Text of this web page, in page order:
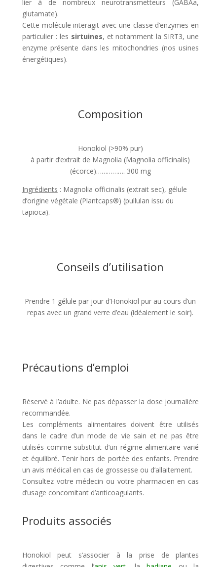
lier à de nombreux neurotransmetteurs (GABAa,
glutamate).
Cette molécule interagit avec une classe d’enzymes en
particulier : les sirtuines, et notamment la SIRT3, une
enzyme présente dans les mitochondries (nos usines
énergétiques).
Composition
Honokiol (>90% pur)
à partir d’extrait de Magnolia (Magnolia officinalis)
(écorce)……………. 300 mg
Ingrédients : Magnolia officinalis (extrait sec), gélule
d’origine végétale (Plantcaps®) (pullulan issu du
tapioca).
Conseils d’utilisation
Prendre 1 gélule par jour d’Honokiol pur au cours d’un
repas avec un grand verre d’eau (idéalement le soir).
Précautions d’emploi
Réservé à l’adulte. Ne pas dépasser la dose journalière
recommandée.
Les compléments alimentaires doivent être utilisés
dans le cadre d’un mode de vie sain et ne pas être
utilisés comme substitut d’un régime alimentaire varié
et équilibré. Tenir hors de portée des enfants. Prendre
un avis médical en cas de grossesse ou d’allaitement.
Consultez votre médecin ou votre pharmacien en cas
d’usage concomitant d’anticoagulants.
Produits associés
Honokiol peut s’associer à la prise de plantes